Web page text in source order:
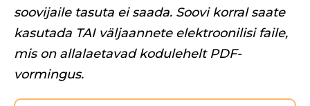
soovijaile tasuta ei saada. Soovi korral saate
kasutada TAI väljaannete elektroonilisi faile,
mis on allalaetavad kodulehelt PDF-
vormingus.